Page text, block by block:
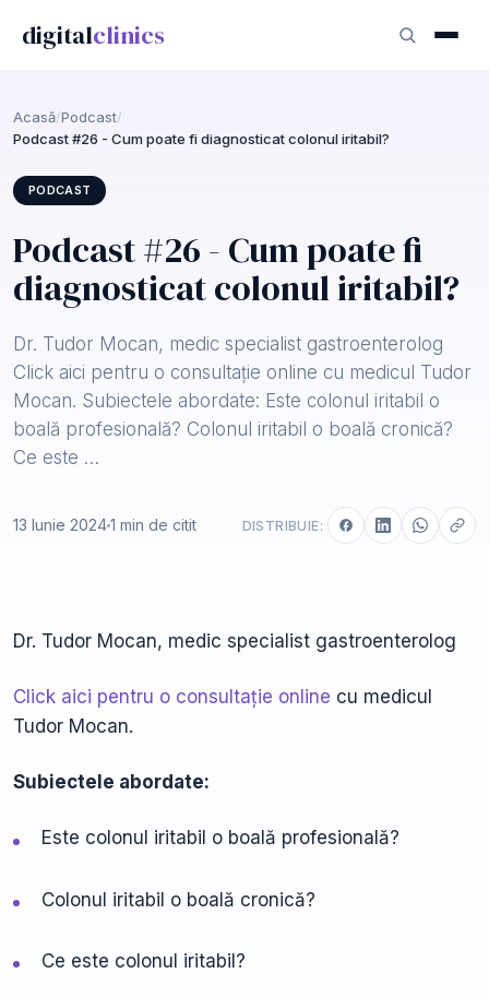
digitalclinics
Acasă/Podcast/
Podcast #26 - Cum poate fi diagnosticat colonul iritabil?
PODCAST
Podcast #26 - Cum poate fi
diagnosticat colonul iritabil?
Dr. Tudor Mocan, medic specialist gastroenterolog
Click aici pentru o consultație online cu medicul Tudor
Mocan. Subiectele abordate: Este colonul iritabil o
boală profesională? Colonul iritabil o boală cronică?
Ce este …
13 Iunie 20241 min de citit DISTRIBUIE:
Dr. Tudor Mocan, medic specialist gastroenterolog
Click aici pentru o consultație online cu medicul
Tudor Mocan.
Subiectele abordate:
Este colonul iritabil o boală profesională?
Colonul iritabil o boală cronică?
Ce este colonul iritabil?